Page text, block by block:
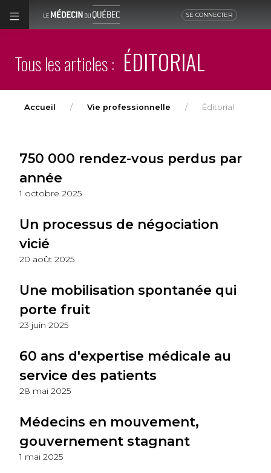
SE CONNECTER
Tous les articles : ÉDITORIAL
Accueil Vie professionnelle Éditorial
750 000 rendez-vous perdus par
année
1 octobre 2025
Un processus de négociation
vicié
20 août 2025
Une mobilisation spontanée qui
porte fruit
23 juin 2025
60 ans d'expertise médicale au
service des patients
28 mai 2025
Médecins en mouvement,
gouvernement stagnant
1 mai 2025